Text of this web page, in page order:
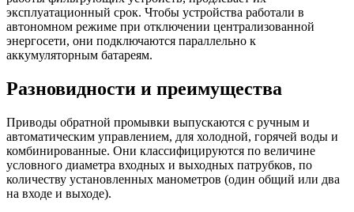
эксплуатационный срок. Чтобы устройства работали в
автономном режиме при отключении централизованной
энергосети, они подключаются параллельно к
аккумуляторным батареям.
Разновидности и преимущества
Приводы обратной промывки выпускаются с ручным и
автоматическим управлением, для холодной, горячей воды и
комбинированные. Они классифицируются по величине
условного диаметра входных и выходных патрубков, по
количеству установленных манометров (один общий или два
на входе и выходе).